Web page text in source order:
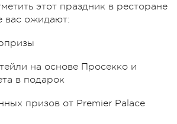
этот праздник в ресторане
вас ожидают:
на основе Просекко и
в подарок
призов от Premier Palace